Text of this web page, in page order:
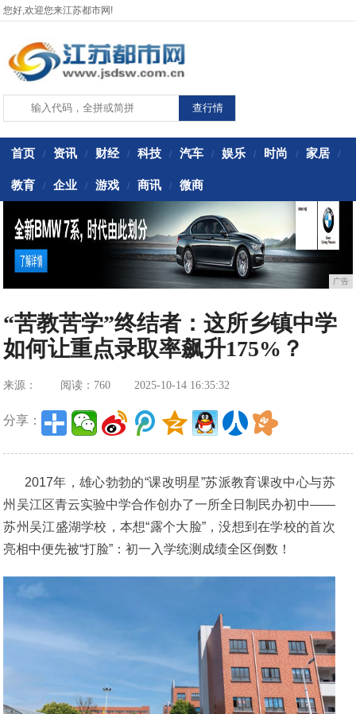
您好,欢迎您来江苏都市网!
首页 / 资讯 / 财经 / 科技 / 汽车 / 娱乐 / 时尚 / 家居 /
教育 / 企业 / 游戏 / 商讯 / 微商
广告
“苦教苦学”终结者：这所乡镇中学
如何让重点录取率飙升175%？
来源： 阅读：760 2025-10-14 16:35:32
分享：
2017年，雄心勃勃的“课改明星”苏派教育课改中心与苏
州吴江区青云实验中学合作创办了一所全日制民办初中——
苏州吴江盛湖学校，本想“露个大脸”，没想到在学校的首次
亮相中便先被“打脸”：初一入学统测成绩全区倒数！